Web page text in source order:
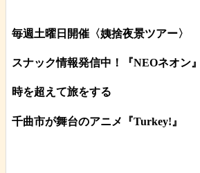
毎週土曜日開催〈姨捨夜景ツアー〉
スナック情報発信中！『NEOネオン』
時を超えて旅をする
千曲市が舞台のアニメ『Turkey!』